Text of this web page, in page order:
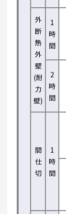
外
断
熱
外
壁
(耐
力
壁)
1
時
間
2
時
間
間
仕
切
1
時
間